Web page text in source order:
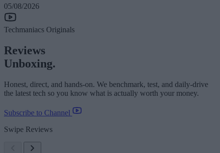
05/08/2026
Techmaniacs Originals
Reviews
Unboxing.
Honest, direct, and hands-on. We benchmark, test, and daily-drive
the latest tech so you know what is actually worth your money.
Subscribe to Channel
Swipe Reviews